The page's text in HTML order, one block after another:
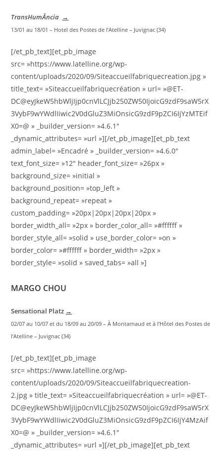
TransHumÂncia →
13/01 au 18/01 – Hotel des Postes de l’Atelline – Juvignac (34)
[/et_pb_text][et_pb_image
src= »https://www.latelline.org/wp-
content/uploads/2020/09/Siteaccueilfabriquecreation.jpg »
title_text= »Siteaccueilfabriquecréation » url= »@ET-
DC@eyJkeW5hbWljIjp0cnVlLCJjb250ZW50IjoicG9zdF9saW5rX
3VybF9wYWdlIiwic2V0dGluZ3MiOnsicG9zdF9pZCI6IjYzMTEif
X0=@ » _builder_version= »4.6.1″
_dynamic_attributes= »url »][/et_pb_image][et_pb_text
admin_label= »Encadré » _builder_version= »4.6.0″
text_font_size= »12″ header_font_size= »26px »
background_size= »initial »
background_position= »top_left »
background_repeat= »repeat »
custom_padding= »20px|20px|20px|20px »
border_width_all= »2px » border_color_all= »#ffffff »
border_style_all= »solid » use_border_color= »on »
border_color= »#ffffff » border_width= »2px »
border_style= »solid » saved_tabs= »all »]
MARGO CHOU
Sensational Platz →
02/07 au 10/07 et du 18/09 au 20/09 – À Montarnaud et à l’Hôtel des Postes de
l’Atelline – Juvignac (34)
[/et_pb_text][et_pb_image
src= »https://www.latelline.org/wp-
content/uploads/2020/09/Siteaccueilfabriquecreation-
2.jpg » title_text= »Siteaccueilfabriquecréation » url= »@ET-
DC@eyJkeW5hbWljIjp0cnVlLCJjb250ZW50IjoicG9zdF9saW5rX
3VybF9wYWdlIiwic2V0dGluZ3MiOnsicG9zdF9pZCI6IjY4MzAif
X0=@ » _builder_version= »4.6.1″
_dynamic_attributes= »url »][/et_pb_image][et_pb_text